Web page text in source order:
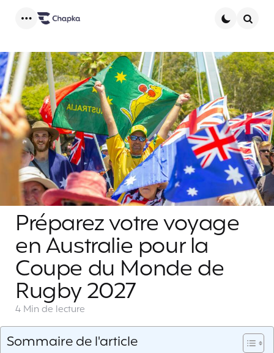
Préparez votre voyage
en Australie pour la
Coupe du Monde de
Rugby 2027
4 Min de lecture
Sommaire de l'article